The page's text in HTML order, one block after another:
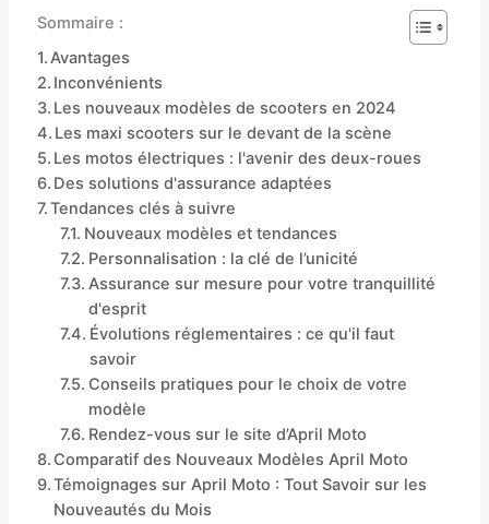
Sommaire :
Avantages
Inconvénients
Les nouveaux modèles de scooters en 2024
Les maxi scooters sur le devant de la scène
Les motos électriques : l'avenir des deux-roues
Des solutions d'assurance adaptées
Tendances clés à suivre
Nouveaux modèles et tendances
Personnalisation : la clé de l’unicité
Assurance sur mesure pour votre tranquillité
d'esprit
Évolutions réglementaires : ce qu'il faut
savoir
Conseils pratiques pour le choix de votre
modèle
Rendez-vous sur le site d’April Moto
Comparatif des Nouveaux Modèles April Moto
Témoignages sur April Moto : Tout Savoir sur les
Nouveautés du Mois